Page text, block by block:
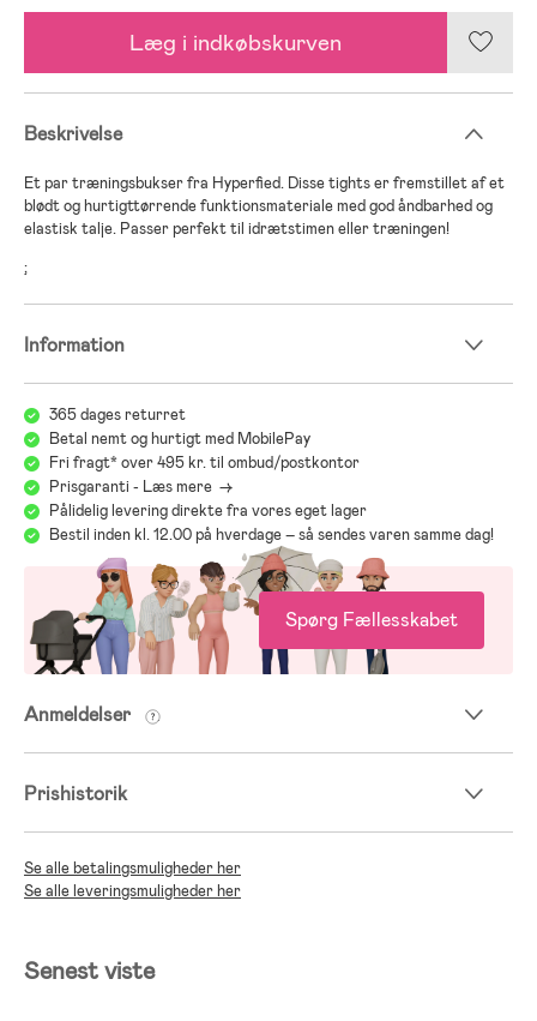
Læg i indkøbskurven
Beskrivelse
Et par træningsbukser fra Hyperfied. Disse tights er fremstillet af et
blødt og hurtigttørrende funktionsmateriale med god åndbarhed og
elastisk talje. Passer perfekt til idrætstimen eller træningen!
;
Information
365 dages returret
Betal nemt og hurtigt med MobilePay
Fri fragt* over 495 kr. til ombud/postkontor
Prisgaranti - Læs mere ->
Pålidelig levering direkte fra vores eget lager
Bestil inden kl. 12.00 på hverdage – så sendes varen samme dag!
Spørg Fællesskabet
Anmeldelser
Prishistorik
Se alle betalingsmuligheder her
Se alle leveringsmuligheder her
Senest viste